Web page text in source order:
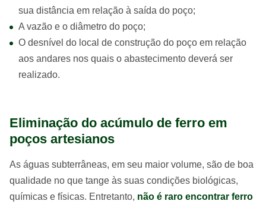
sua distância em relação à saída do poço;
A vazão e o diâmetro do poço;
O desnível do local de construção do poço em relação
aos andares nos quais o abastecimento deverá ser
realizado.
Eliminação do acúmulo de ferro em
poços artesianos
As águas subterrâneas, em seu maior volume, são de boa
qualidade no que tange às suas condições biológicas,
químicas e físicas. Entretanto, não é raro encontrar ferro